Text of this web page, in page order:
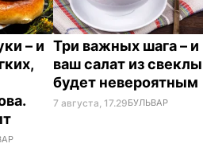
– и Три важных шага – и
ваш салат из свеклы
будет невероятным
7 августа, 17.29БУЛЬВАР